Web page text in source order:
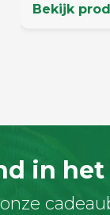
Bekijk
in